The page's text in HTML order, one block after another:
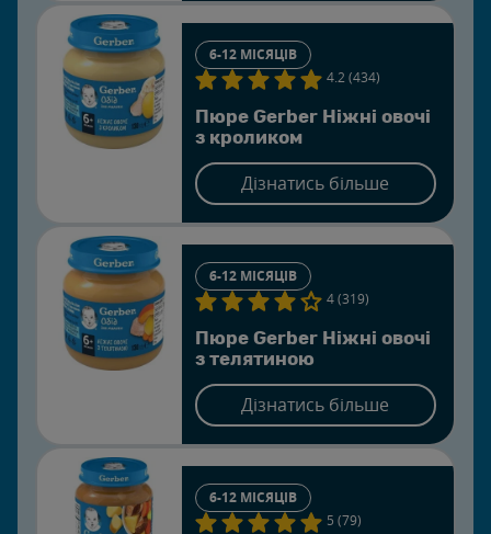
6-12 МІСЯЦІВ
4.2 (434)
Пюре Gerber Ніжні овочі
з кроликом
Дізнатись більше
6-12 МІСЯЦІВ
4 (319)
Пюре Gerber Ніжні овочі
з телятиною
Дізнатись більше
6-12 МІСЯЦІВ
5 (79)